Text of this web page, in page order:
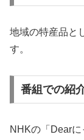
地域の特産品と
す。
番組での紹
NHKの「Dear